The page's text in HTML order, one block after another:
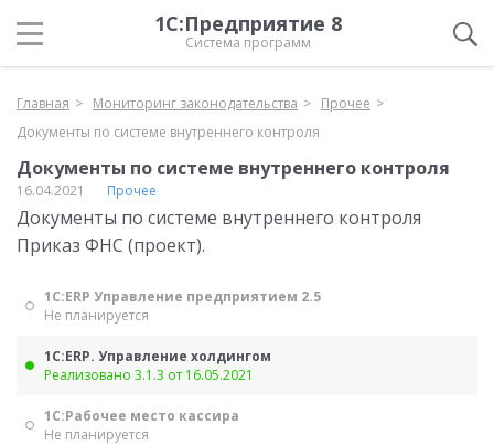
1С:Предприятие 8
Система программ
Главная Мониторинг законодательства
Прочее
Документы по системе внутреннего контроля
Документы по системе внутреннего контроля
16.04.2021 Прочее
Документы по системе внутреннего контроля
Приказ ФНС (проект).
1С:ERP Управление предприятием 2.5
Не планируется
1С:ERP. Управление холдингом
Реализовано 3.1.3 от 16.05.2021
1С:Рабочее место кассира
Не планируется